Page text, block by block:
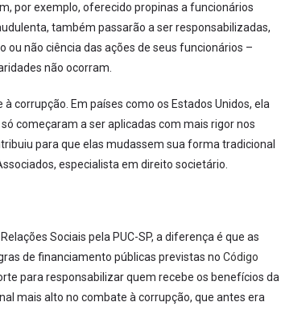
por exemplo, oferecido propinas a funcionários
também passarão a ser responsabilizadas,
não ciência das ações de seus funcionários –
não ocorram.
corrupção. Em países como os Estados Unidos, ela
começaram a ser aplicadas com mais rigor nos
para que elas mudassem sua forma tradicional
especialista em direito societário.
Sociais pela PUC-SP, a diferença é que as
de financiamento públicas previstas no Código
para responsabilizar quem recebe os benefícios da
mais alto no combate à corrupção, que antes era